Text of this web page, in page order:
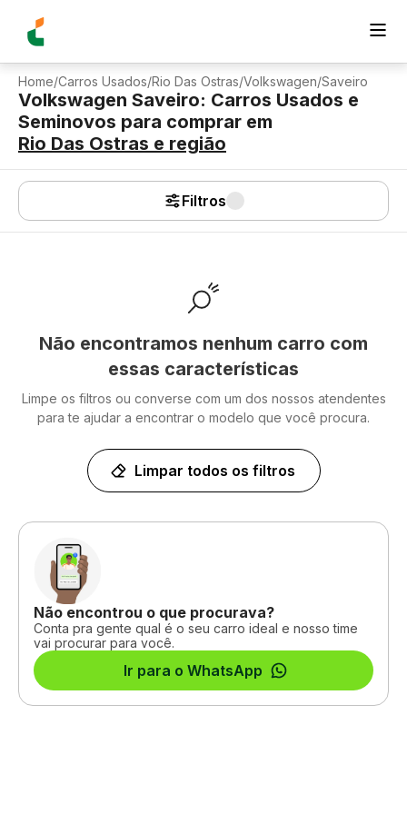
Home/Carros Usados/Rio Das Ostras/Volkswagen/Saveiro
Volkswagen Saveiro: Carros Usados e
Seminovos para comprar em
Rio Das Ostras e região
Filtros
Não encontramos nenhum carro com
essas características
Limpe os filtros ou converse com um dos nossos atendentes
para te ajudar a encontrar o modelo que você procura.
Limpar todos os filtros
Não encontrou o que procurava?
Conta pra gente qual é o seu carro ideal e nosso time
vai procurar para você.
Ir para o WhatsApp